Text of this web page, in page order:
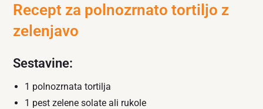
Recept za polnozrnato tortiljo z
zelenjavo
Sestavine:
1 polnozrnata tortilja
1 pest zelene solate ali rukole